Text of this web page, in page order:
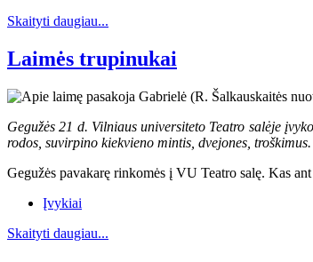
Skaityti daugiau...
Laimės trupinukai
Gegužės 21 d. Vilniaus universiteto Teatro salėje
rodos, suvirpino kiekvieno mintis, dvejones,
Gegužės pavakarę rinkomės į VU Teatro salę. Kas
Įvykiai
Skaityti daugiau...